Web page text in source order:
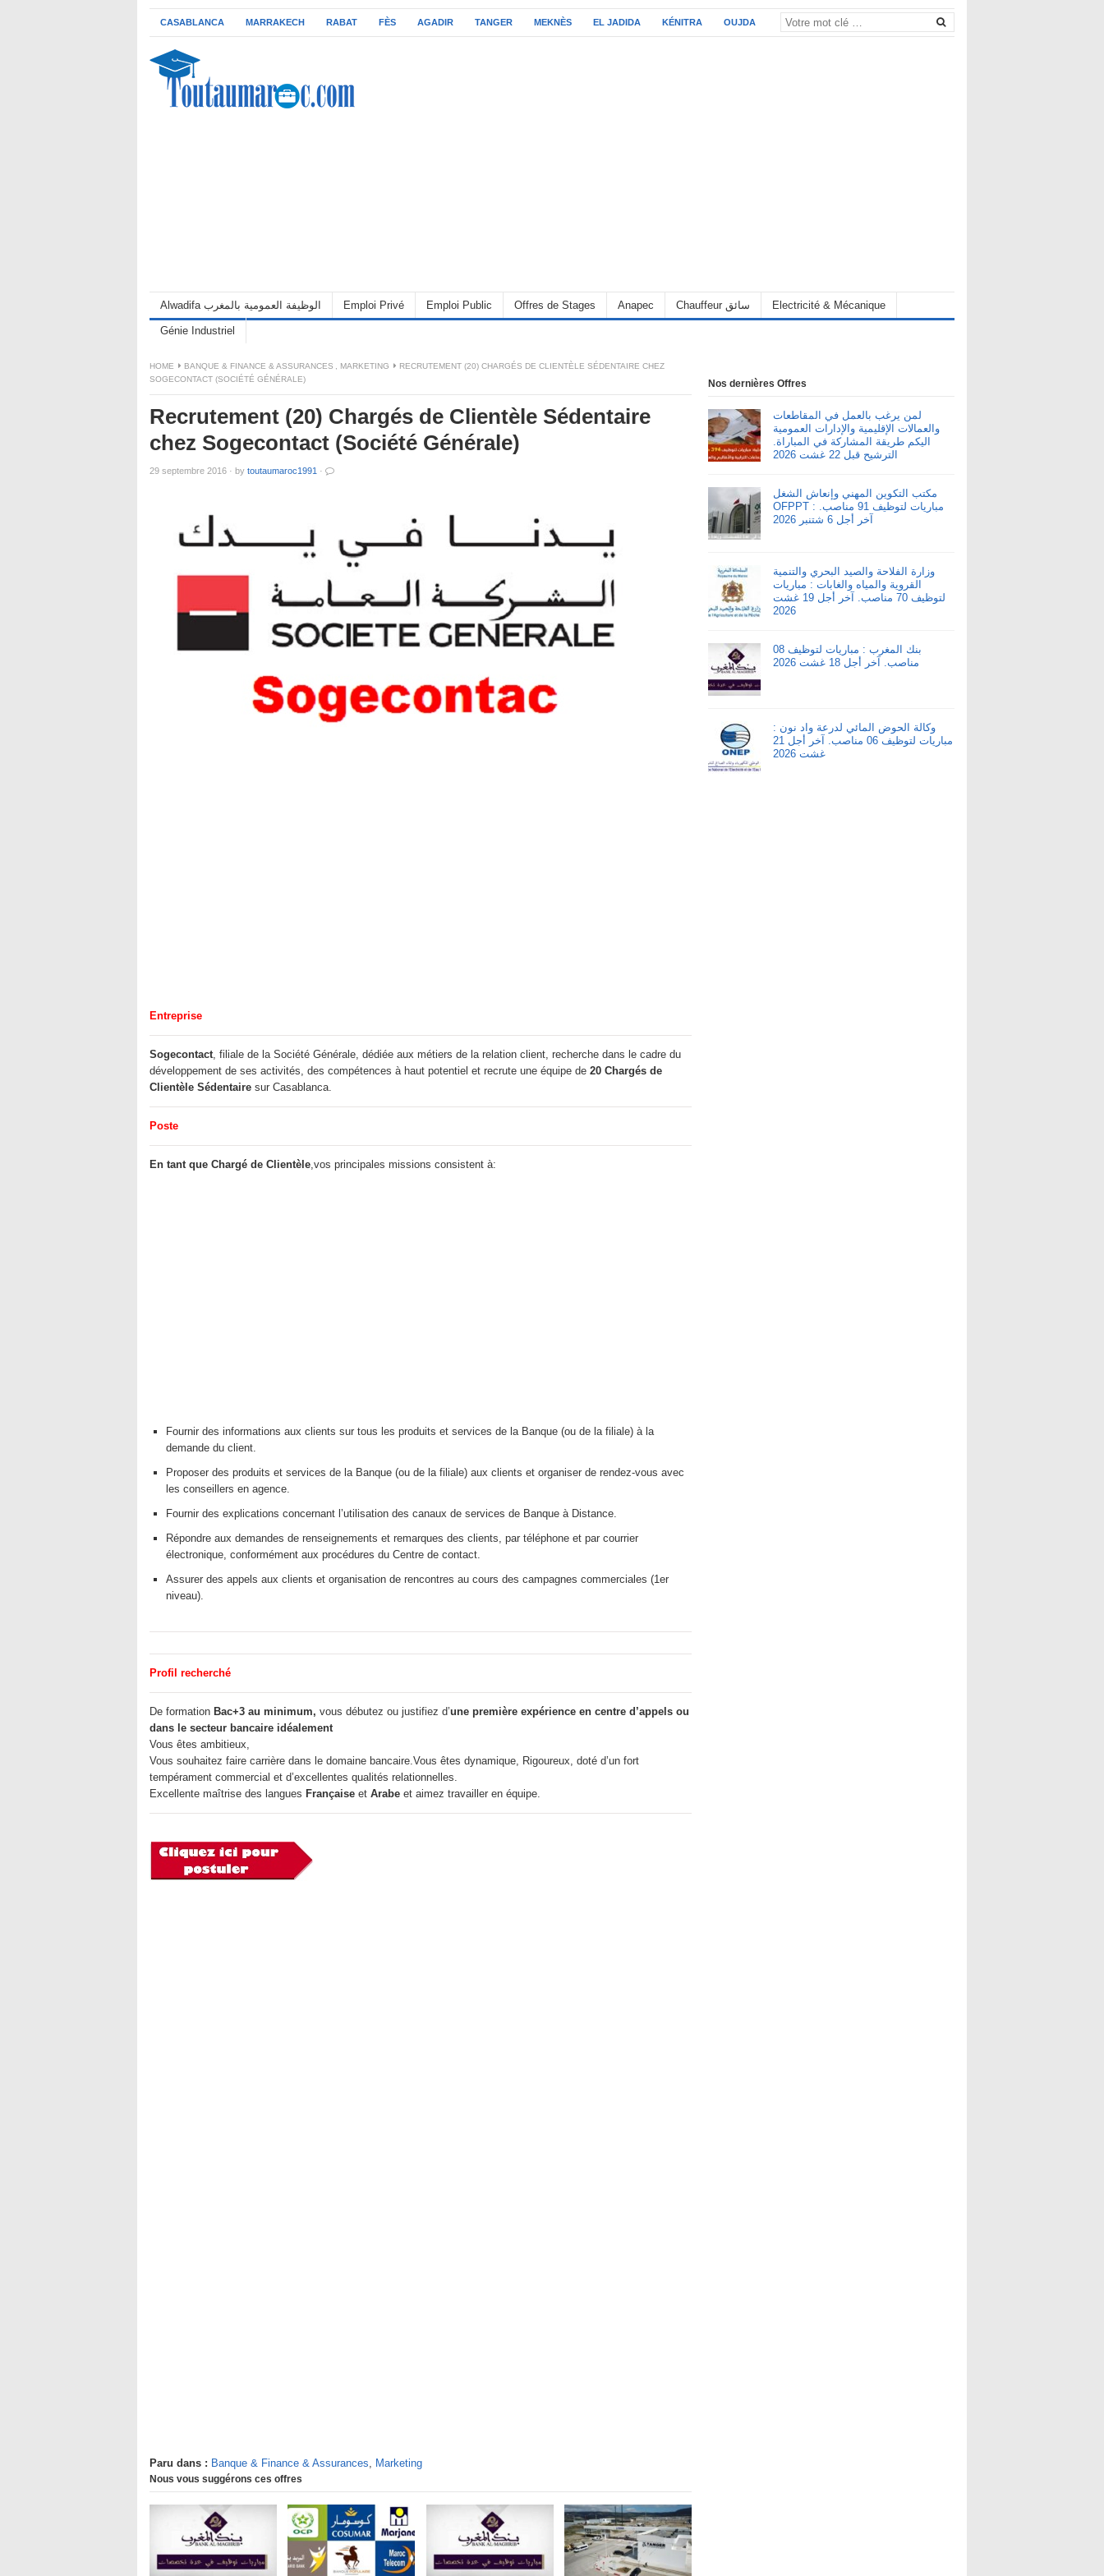
CASABLANCA MARRAKECH RABAT FÈS AGADIR TANGER MEKNÈS EL JADIDA KÉNITRA OUJDA
Alwadifa الوظيفة العمومية بالمغرب Emploi Privé Emploi Public Offres de Stages Anapec Chauffeur سائق Electricité & Mécanique
Génie Industriel
HOME BANQUE & FINANCE & ASSURANCES MARKETING
RECRUTEMENT (20) CHARGÉS DE CLIENTÈLE SÉDENTAIRE CHEZ
SOGECONTACT (SOCIÉTÉ GÉNÉRALE)
Recrutement (20) Chargés de Clientèle Sédentaire
chez Sogecontact (Société Générale)
29 septembre 2016 · by toutaumaroc1991 ·
Entreprise
Sogecontact, filiale de la Société Générale, dédiée aux métiers de la relation client, recherche dans le cadre du
développement de ses activités, des compétences à haut potentiel et recrute une équipe de 20 Chargés de
Clientèle Sédentaire sur Casablanca.
Poste
En tant que Chargé de Clientèle,vos principales missions consistent à:
Fournir des informations aux clients sur tous les produits et services de la Banque (ou de la filiale) à la
demande du client.
Proposer des produits et services de la Banque (ou de la filiale) aux clients et organiser de rendez-vous avec
les conseillers en agence.
Fournir des explications concernant l’utilisation des canaux de services de Banque à Distance.
Répondre aux demandes de renseignements et remarques des clients, par téléphone et par courrier
électronique, conformément aux procédures du Centre de contact.
Assurer des appels aux clients et organisation de rencontres au cours des campagnes commerciales (1er
niveau).
Profil recherché
De formation Bac+3 au minimum, vous débutez ou justifiez d’une première expérience en centre d’appels ou
dans le secteur bancaire idéalement
Vous êtes ambitieux,
Vous souhaitez faire carrière dans le domaine bancaire.Vous êtes dynamique, Rigoureux, doté d’un fort
tempérament commercial et d’excellentes qualités relationnelles.
Excellente maîtrise des langues Française et Arabe et aimez travailler en équipe.
Paru dans : Banque & Finance & Assurances, Marketing
Nous vous suggérons ces offres
Nos dernières Offres
لمن يرغب بالعمل في المقاطعات
والعمالات الإقليمية والإدارات العمومية
اليكم طريقة المشاركة في المباراة.
الترشيح قبل 22 غشت 2026
مكتب التكوين المهني وإنعاش الشغل
OFPPT : مباريات لتوظيف 91 مناصب.
آخر أجل 6 شتنبر 2026
وزارة الفلاحة والصيد البحري والتنمية
القروية والمياه والغابات : مباريات
لتوظيف 70 مناصب. آخر أجل 19 غشت
2026
بنك المغرب : مباريات لتوظيف 08
مناصب. آخر أجل 18 غشت 2026
وكالة الحوض المائي لدرعة واد نون :
مباريات لتوظيف 06 مناصب. آخر أجل 21
غشت 2026